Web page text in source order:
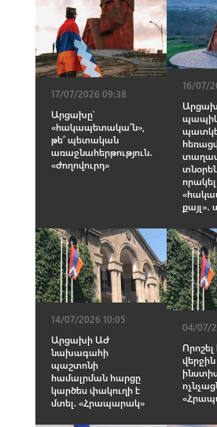
17/07/2026 09:38
Արցախը՝
«հակապետակա՞ն»,
թե՞ պետական
առաջնահերթություն․
«Ժողովուրդ»
16/07/
14/07/2026 10:05
Արցախի ԱԺ
նախագահի
պաշտոնի
համալրման հարցը
կարծես փակուղի է
մտել. «Հրապարակ»
04/07/
վերջին